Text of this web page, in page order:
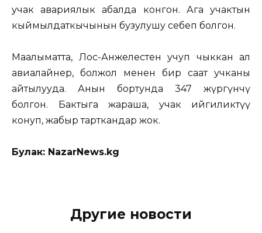
учак авариялык абалда конгон. Ага учактын
кыймылдаткычынын бузулушу себеп болгон.
Маалыматта, Лос-Анжелестен учуп чыккан ал
авиалайнер, болжол менен бир саат учканы
айтылууда. Анын бортунда 347 жүргүнчү
болгон. Бактыга жараша, учак ийгиликтүү
конуп, жабыр тарткандар жок.
Булак: NazarNews.kg
Другие новости